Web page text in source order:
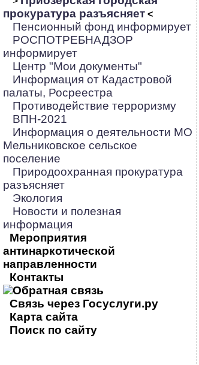
прокуратура разъясняет <
Пенсионный фонд информирует
РОСПОТРЕБНАДЗОР
информирует
Центр "Мои документы"
Информация от Кадастровой
палаты, Росреестра
Противодействие терроризму
ВПН-2021
Информация о деятельности МО
Мельниковское сельское
поселение
Природоохранная прокуратура
разъясняет
Экология
Новости и полезная
информация
Мероприятия
антинаркотической
направленности
Контакты
Обратная связь
Связь через Госуслуги.ру
Карта сайта
Поиск по сайту